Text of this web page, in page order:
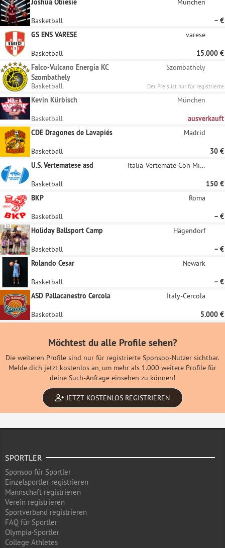
Joshua Obiesie
München
Basketball
– €
GS ENS VARESE
varese
Basketball
15.000 €
Falco-Vulcano Energia KC
Szombathely
Szombathely
Basketball
Der Preis ist nur für registrierte
Unternehmen sichtbar
Kevin Kürbisch München
Basketball
ausverkauft
CDE Dragones de Lavapiés
Madrid
Basketball
30 €
U.S. Vertematese asd
Italia-Vertemate Con Minoprio
Basketball
150 €
BKP
Roma
Basketball
– €
Holiday Ballsport Camp
Hägendorf
Basketball
– €
Rolando Cesar
Newark
Basketball
– €
ASD Pallacanestro Cercola
Italy-Cercola
Basketball 5.000 €
Möchtest du alle Profile sehen?
Die weiteren Profile sind nur für registrierte Sponsoo-Nutzer sichtbar.
Melde dich jetzt kostenlos an, um mehr als 1.000 weitere Profile für
deine Such-Anfrage einsehen zu können!
JETZT KOSTENLOS REGISTRIEREN
SPORTLER
Sponsoo für Sportler
Einzelsportler registrieren
Mannschaft registrieren
Verein registrieren
Sportverband registrieren
FAQ für Sportler
Olympia-Sportler
College Athletes